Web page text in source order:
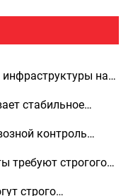
на
так любят
стабильное
публикует
контроль
чугунных
требуют строгого
противовесов для
строго